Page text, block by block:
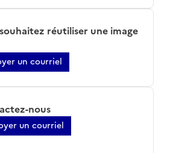
réutiliser une image
un courriel
nous
un courriel